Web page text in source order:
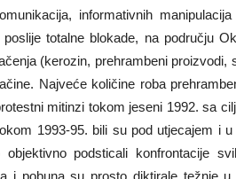
informativnih
totalne blokade, na području
(kerozin, prehrambeni proizvodi,
Najveće količine roba
mitinzi tokom jeseni 1992. sa
1993-95. bili su pod utjecajem i
podsticali konfrontacije
i pobuna su prosto diktirale težnje u